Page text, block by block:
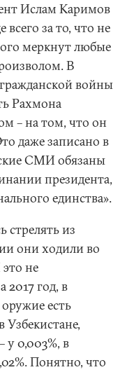
Ислам Каримов
за то, что не
меркнут любые
В
войны
Рахмона
– на том, что он
даже записано в
СМИ обязаны
президента,
единства».
стрелять из
они ходили во
не
2017 год, в
есть
Узбекистане,
у 0,003%, в
Понятно, что